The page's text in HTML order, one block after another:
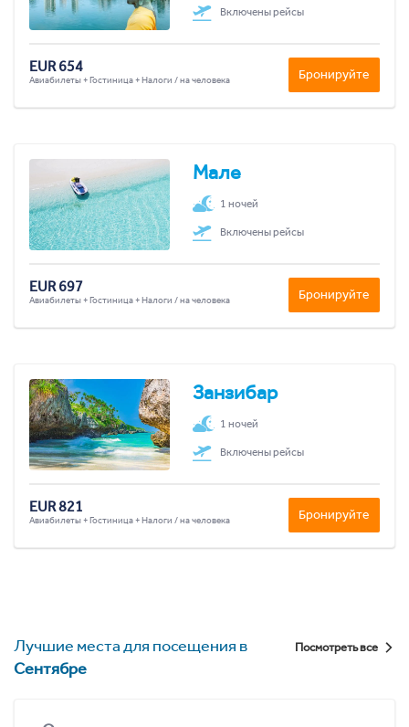
Включены рейсы
EUR 654
Авиабилеты + Гостиница + Налоги / на человека Бронируйте
Мале
1 ночей
Включены рейсы
EUR 697
Авиабилеты + Гостиница + Налоги / на человека Бронируйте
Занзибар
1 ночей
Включены рейсы
EUR 821
Авиабилеты + Гостиница + Налоги / на человека Бронируйте
Лучшие места для посещения в
Сентябре
Посмотреть все